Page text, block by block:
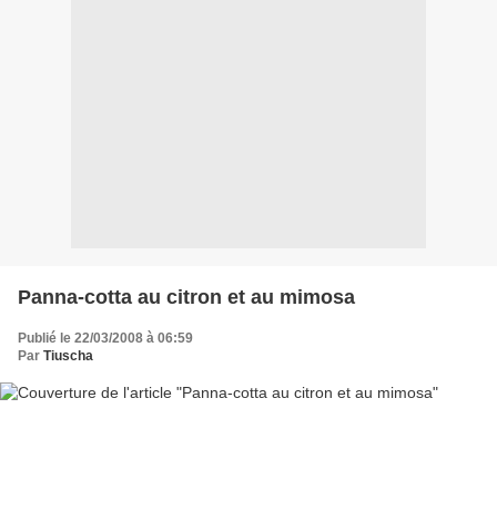
Panna-cotta au citron et au mimosa
Publié le 22/03/2008 à 06:59
Par Tiuscha